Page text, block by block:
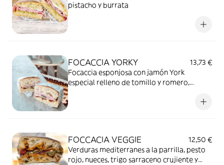
pistacho y burrata
FOCACCIA YORKY
13,73 €
Focaccia esponjosa con jamón York
especial relleno de tomillo y romero,
FOCCACIA VEGGIE
12,50 €
Verduras mediterranes a la parrilla, pesto
rojo, nueces, trigo sarraceno crujiente y